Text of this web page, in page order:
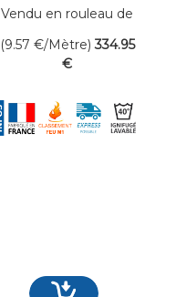
Vendu en rouleau de
(9.57 €/Mètre) 334.95
€